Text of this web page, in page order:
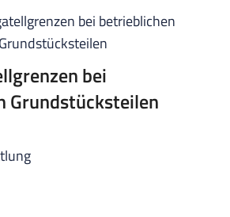
bei
Grundstücksteilen